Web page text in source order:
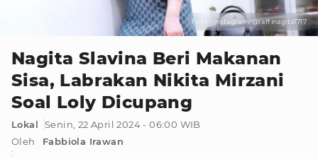
Foto : Instagram/@raffinagita1717
Nagita Slavina Beri Makanan
Sisa, Labrakan Nikita Mirzani
Soal Loly Dicupang
Lokal
Senin, 22 April 2024 - 06:00 WIB
Oleh
:
Fabbiola Irawan